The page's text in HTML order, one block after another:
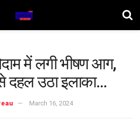
में लगी भीषण आग,
उठा इलाका…
March 16, 2024